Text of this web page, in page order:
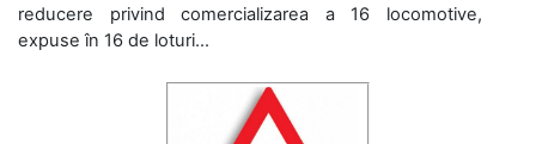
reducere privind comercializarea a 16 locomotive,
expuse în 16 de loturi...